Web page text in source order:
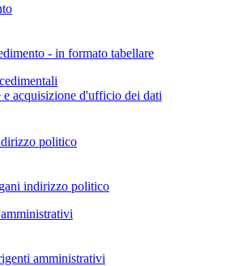
- in formato tabellare
acquisizione d'ufficio dei dati
politico
indirizzo politico
amministrativi